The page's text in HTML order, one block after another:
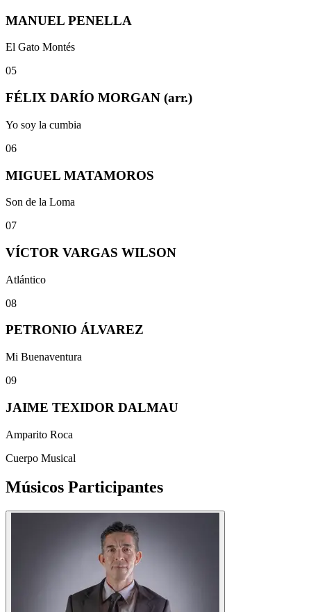
MANUEL PENELLA
El Gato Montés
05
FÉLIX DARÍO MORGAN (arr.)
Yo soy la cumbia
06
MIGUEL MATAMOROS
Son de la Loma
07
VÍCTOR VARGAS WILSON
Atlántico
08
PETRONIO ÁLVAREZ
Mi Buenaventura
09
JAIME TEXIDOR DALMAU
Amparito Roca
Cuerpo Musical
Músicos Participantes